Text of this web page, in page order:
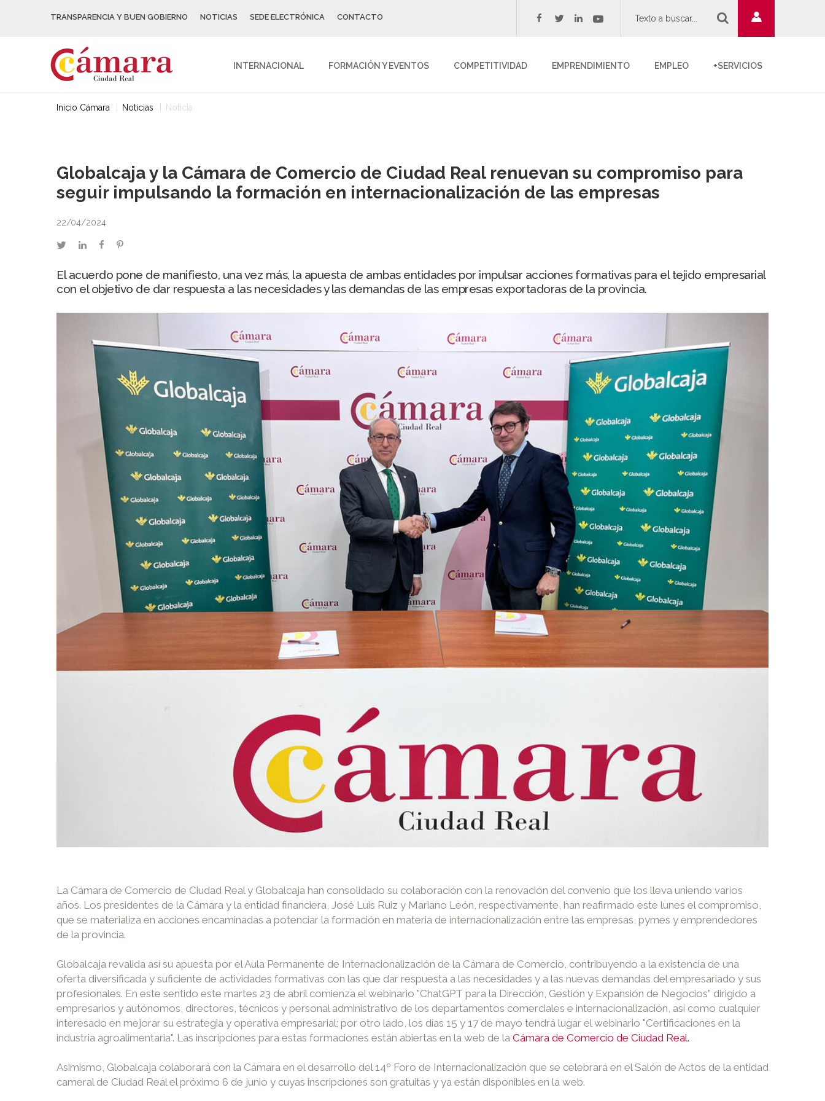
TRANSPARENCIA Y BUEN GOBIERNO NOTICIAS SEDE ELECTRÓNICA CONTACTO facebook
twitterlinkedinyoutube
INTERNACIONAL FORMACIÓN Y EVENTOS COMPETITIVIDAD EMPRENDIMIENTO EMPLEO +SERVICIOS
Inicio Cámara Noticias Noticia
Globalcaja y la Cámara de Comercio de Ciudad Real renuevan su compromiso para
seguir impulsando la formación en internacionalización de las empresas
22/04/2024
twitterlinkedinfacebookpinterest
El acuerdo pone de manifiesto, una vez más, la apuesta de ambas entidades por impulsar acciones formativas para el tejido empresarial
con el objetivo de dar respuesta a las necesidades y las demandas de las empresas exportadoras de la provincia.
La Cámara de Comercio de Ciudad Real y Globalcaja han consolidado su colaboración con la renovación del convenio que los lleva uniendo varios
años. Los presidentes de la Cámara y la entidad financiera, José Luis Ruiz y Mariano León, respectivamente, han reafirmado este lunes el compromiso,
que se materializa en acciones encaminadas a potenciar la formación en materia de internacionalización entre las empresas, pymes y emprendedores
de la provincia.
Globalcaja revalida así su apuesta por el Aula Permanente de Internacionalización de la Cámara de Comercio, contribuyendo a la existencia de una
oferta diversificada y suficiente de actividades formativas con las que dar respuesta a las necesidades y a las nuevas demandas del empresariado y sus
profesionales. En este sentido este martes 23 de abril comienza el webinario "ChatGPT para la Dirección, Gestión y Expansión de Negocios” dirigido a
empresarios y autónomos, directores, técnicos y personal administrativo de los departamentos comerciales e internacionalización, así como cualquier
interesado en mejorar su estrategia y operativa empresarial; por otro lado, los días 15 y 17 de mayo tendrá lugar el webinario "Certificaciones en la
industria agroalimentaria". Las inscripciones para estas formaciones están abiertas en la web de la Cámara de Comercio de Ciudad Real.
Asimismo, Globalcaja colaborará con la Cámara en el desarrollo del 14º Foro de Internacionalización que se celebrará en el Salón de Actos de la entidad
cameral de Ciudad Real el próximo 6 de junio y cuyas inscripciones son gratuitas y ya están disponibles en la web.